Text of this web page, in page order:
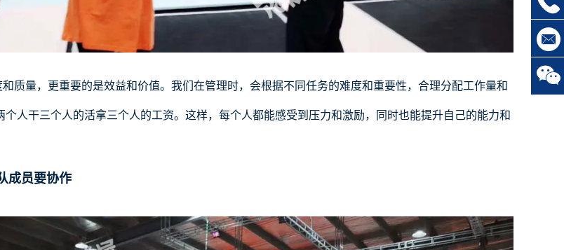
质量，更重要的是效益和价值。我们在管理时，会根据不同任务的难度和重要性，合理分配工作量和
个人干三个人的活拿三个人的工资。这样，每个人都能感受到压力和激励，同时也能提升自己的能力和
成员要协作